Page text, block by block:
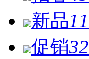
新品11
促销32